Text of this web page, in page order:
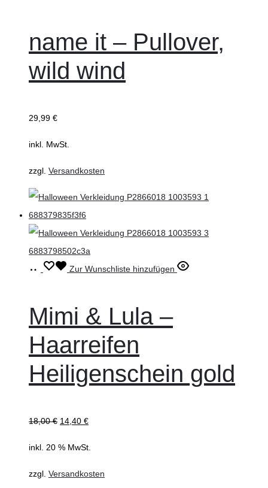
mehrere
Varianten
auf.
Optionen
der
name it – Pullover,
wild wind
29,99 €
inkl. MwSt.
zzgl. Versandkosten
In
Zur Wunschliste hinzufügen
Mimi & Lula –
Haarreifen
Heiligenschein gold
18,00€ 14,40 €
inkl. 20 % MwSt.
zzgl. Versandkosten